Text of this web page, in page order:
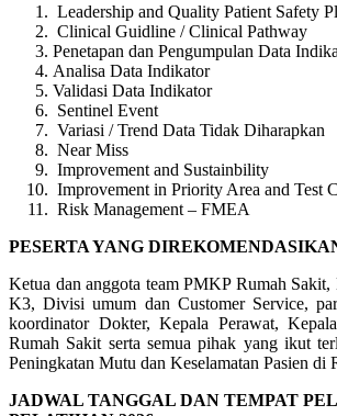
Leadership and Quality Patient Safety
Clinical Guidline / Clinical Pathway
Penetapan dan Pengumpulan Data
Analisa Data Indikator
Validasi Data Indikator
Sentinel Event
Variasi / Trend Data Tidak Diharapkan
Near Miss
Improvement and Sustainbility
Improvement in Priority Area and Test
Risk Management – FMEA
PESERTA YANG
Ketua dan anggota team PMKP Rumah
K3, Divisi umum dan Customer Service,
koordinator Dokter, Kepala Perawat,
Rumah Sakit serta semua pihak yang ikut
Peningkatan Mutu dan Keselamatan Pasien di
JADWAL TANGGAL DAN TEMPAT